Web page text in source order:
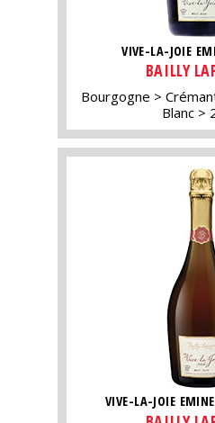
VIVE-LA-JOIE
BAILLY
Bourgogne
Blanc
VIVE-LA-JOIE